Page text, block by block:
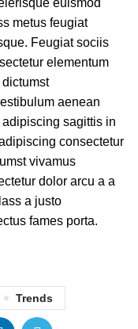
metus feugiat
Feugiat sociis
elementum
aenean
sagittis in
consectetur
vivamus
dolor arcu a a
a justo
fames porta.
Trends